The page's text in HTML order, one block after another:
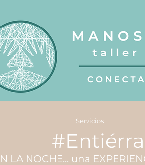
LA NOCHE... una
Servicios